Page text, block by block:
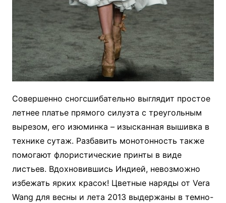
Совершенно сногсшибательно выглядит простое
летнее платье прямого силуэта с треугольным
вырезом, его изюминка – изысканная вышивка в
технике сутаж. Разбавить монотонность также
помогают флористические принты в виде
листьев. Вдохновившись Индией, невозможно
избежать ярких красок! Цветные наряды от Vera
Wang для весны и лета 2013 выдержаны в темно-